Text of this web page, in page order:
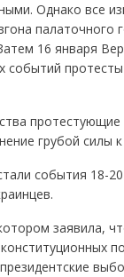
Однако все
палаточного
16 января
событий
грубой силы
события 18-
заявила,